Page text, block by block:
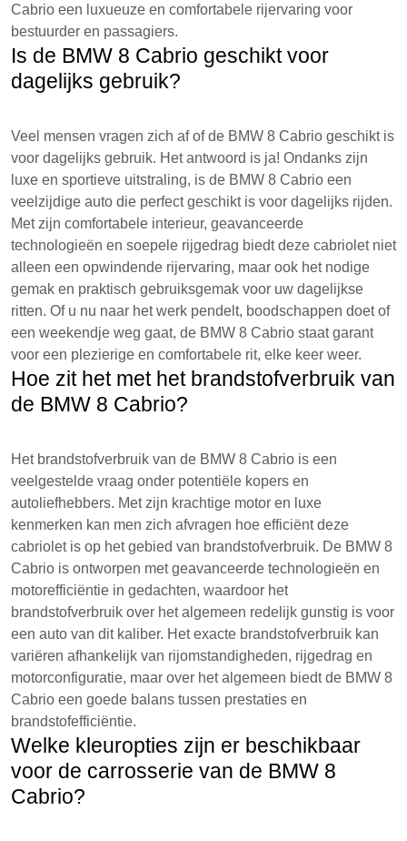
Cabrio een luxueuze en comfortabele rijervaring voor
bestuurder en passagiers.
Is de BMW 8 Cabrio geschikt voor
dagelijks gebruik?
Veel mensen vragen zich af of de BMW 8 Cabrio geschikt is
voor dagelijks gebruik. Het antwoord is ja! Ondanks zijn
luxe en sportieve uitstraling, is de BMW 8 Cabrio een
veelzijdige auto die perfect geschikt is voor dagelijks rijden.
Met zijn comfortabele interieur, geavanceerde
technologieën en soepele rijgedrag biedt deze cabriolet niet
alleen een opwindende rijervaring, maar ook het nodige
gemak en praktisch gebruiksgemak voor uw dagelijkse
ritten. Of u nu naar het werk pendelt, boodschappen doet of
een weekendje weg gaat, de BMW 8 Cabrio staat garant
voor een plezierige en comfortabele rit, elke keer weer.
Hoe zit het met het brandstofverbruik van
de BMW 8 Cabrio?
Het brandstofverbruik van de BMW 8 Cabrio is een
veelgestelde vraag onder potentiële kopers en
autoliefhebbers. Met zijn krachtige motor en luxe
kenmerken kan men zich afvragen hoe efficiënt deze
cabriolet is op het gebied van brandstofverbruik. De BMW 8
Cabrio is ontworpen met geavanceerde technologieën en
motorefficiëntie in gedachten, waardoor het
brandstofverbruik over het algemeen redelijk gunstig is voor
een auto van dit kaliber. Het exacte brandstofverbruik kan
variëren afhankelijk van rijomstandigheden, rijgedrag en
motorconfiguratie, maar over het algemeen biedt de BMW 8
Cabrio een goede balans tussen prestaties en
brandstofefficiëntie.
Welke kleuropties zijn er beschikbaar
voor de carrosserie van de BMW 8
Cabrio?